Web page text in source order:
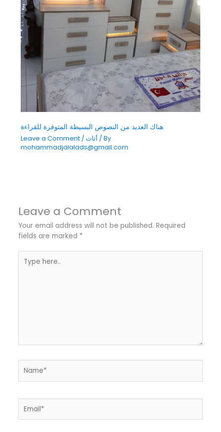
هناك العديد من النصوص البسيطة المتوفرة للقراءة
Leave a Comment / أثاث / By
mohammadjalalads@gmail.com
Leave a Comment
Your email address will not be published. Required
fields are marked *
here..